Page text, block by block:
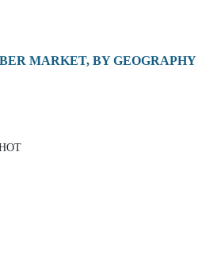
MARKET, BY GEOGRAPHY